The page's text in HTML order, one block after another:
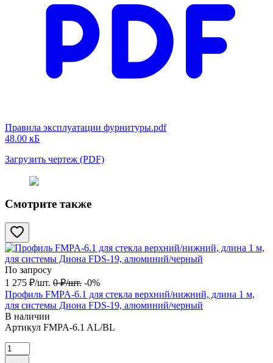
Правила эксплуатации фурнитуры.pdf
48.00 кБ
Загрузить чертеж (PDF)
Смотрите также
По запросу
1 275 ₽/шт. 0 ₽/шт. -0%
Профиль FMPA-6.1 для стекла верхний/нижний, длина 1 м,
для системы Диона FDS-19, алюминий/черный
В наличии
Артикул FMPA-6.1 AL/BL